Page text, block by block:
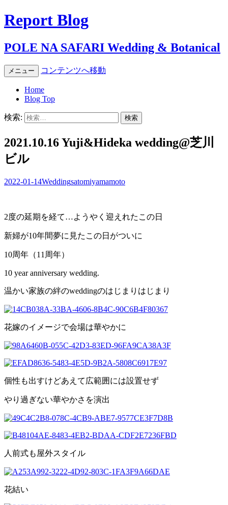
Report Blog
POLE NA SAFARI Wedding & Botanical
メニュー コンテンツへ移動
Home
Blog Top
検索:
2021.10.16 Yuji&Hideka wedding@芝川
ビル
2022-01-14Weddingsatomiyamamoto
2度の延期を経て…ようやく迎えれたこの日
新婦が10年間夢に見たこの日がついに
10周年（11 周年）
10 year anniversary wedding.
温かい家族の絆のweddingのはじまりはじまり
花嫁のイメージで会場は華やかに
個性も出すけどあえて広範囲には設置せず
やり過ぎない華やかさを演出
人前式も屋外スタイル
花結い